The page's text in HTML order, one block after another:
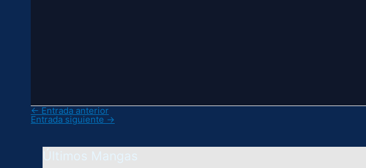
← Entrada anterior
Entrada siguiente →
Últimos Mangas